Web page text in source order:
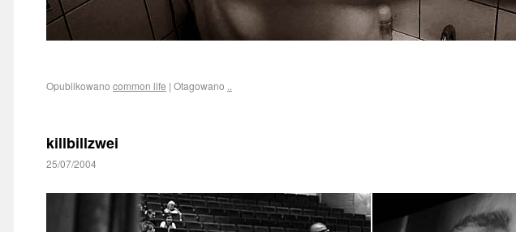
Opublikowano common life | Otagowano ..
killbillzwei
25/07/2004